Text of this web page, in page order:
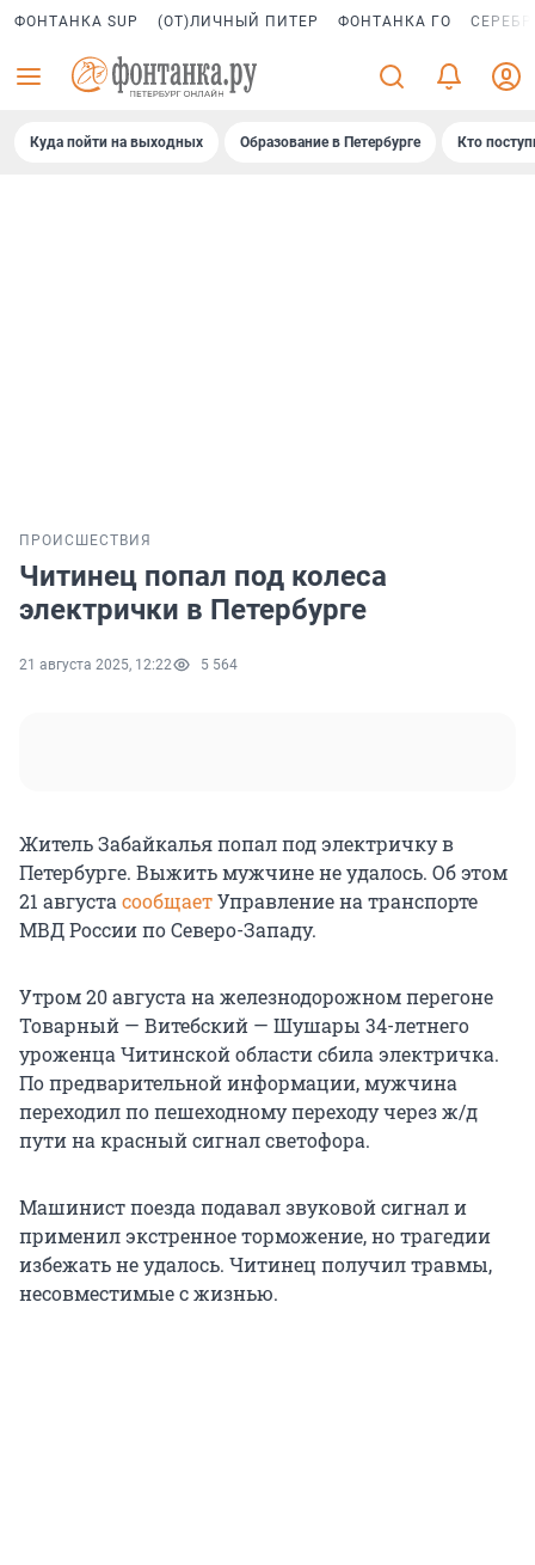
ФОНТАНКА SUP (ОТ)ЛИЧНЫЙ ПИТЕР ФОНТАНКА ГО
Куда пойти на выходных Образование в Петербурге Кто
ПРОИСШЕСТВИЯ
Читинец попал под колеса
электрички в Петербурге
21 августа 2025, 12:22 5 564
Житель Забайкалья попал под электричку в
Петербурге. Выжить мужчине не удалось. Об этом
21 августа сообщаетУправление на транспорте
МВД России по Северо-Западу.
Утром 20 августа на железнодорожном перегоне
Товарный — Витебский — Шушары 34-летнего
уроженца Читинской области сбила электричка.
По предварительной информации, мужчина
переходил по пешеходному переходу через ж/д
пути на красный сигнал светофора.
Машинист поезда подавал звуковой сигнал и
применил экстренное торможение, но трагедии
избежать не удалось. Читинец получил травмы,
несовместимые с жизнью.